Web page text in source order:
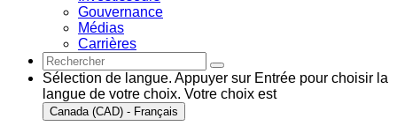
Gouvernance
Médias
Carrières
Sélection de langue. Appuyer sur Entrée pour choisir la
langue de votre choix. Votre choix est
Canada (CAD) - Français